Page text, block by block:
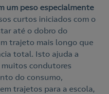
um peso especialmente
curtos iniciados com o
até o dobro do
trajeto mais longo que
total. Isto ajuda a
condutores
do consumo,
trajetos para a escola,